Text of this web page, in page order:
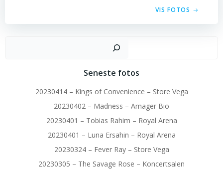
VIS FOTOS
Seneste fotos
20230414 – Kings of Convenience – Store Vega
20230402 – Madness – Amager Bio
20230401 – Tobias Rahim – Royal Arena
20230401 – Luna Ersahin – Royal Arena
20230324 – Fever Ray – Store Vega
20230305 – The Savage Rose – Koncertsalen